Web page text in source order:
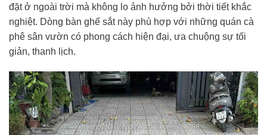
đặt ở ngoài trời mà không lo ảnh hưởng bởi thời tiết khắc
nghiệt. Dòng bàn ghế sắt này phù hợp với những quán cà
phê sân vườn có phong cách hiện đại, ưa chuộng sự tối
giản, thanh lịch.